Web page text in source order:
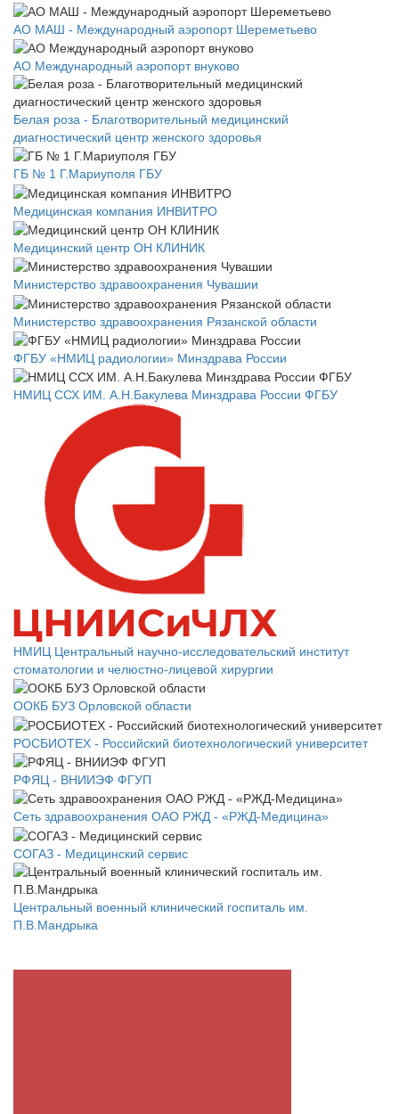
АО МАШ - Международный аэропорт Шереметьево
АО Международный аэропорт внуково
Белая роза - Благотворительный медицинский
диагностический центр женского здоровья
ГБ № 1 Г.Мариуполя ГБУ
Медицинская компания ИНВИТРО
Медицинский центр ОН КЛИНИК
Министерство здравоохранения Чувашии
Министерство здравоохранения Рязанской области
ФГБУ «НМИЦ радиологии» Минздрава России
НМИЦ ССХ ИМ. А.Н.Бакулева Минздрава России ФГБУ
НМИЦ Центральный научно-исследовательский институт
стоматологии и челюстно-лицевой хирургии
ООКБ БУЗ Орловской области
РОСБИОТЕХ - Российский биотехнологический университет
РФЯЦ - ВНИИЭФ ФГУП
Сеть здравоохранения ОАО РЖД - «РЖД-Медицина»
СОГАЗ - Медицинский сервис
Центральный военный клинический госпиталь им.
П.В.Мандрыка